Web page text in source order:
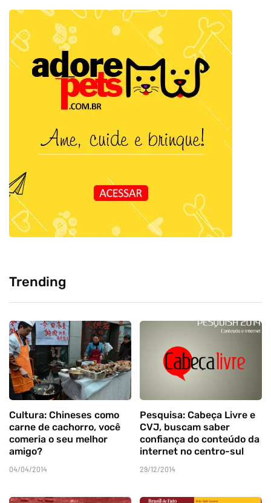
Trending
Cultura: Chineses como
carne de cachorro, você
comeria o seu melhor
amigo?
04/04/2014
Pesquisa: Cabeça Livre e
CVJ, buscam saber
confiança do conteúdo da
internet no centro-sul
29/12/2014